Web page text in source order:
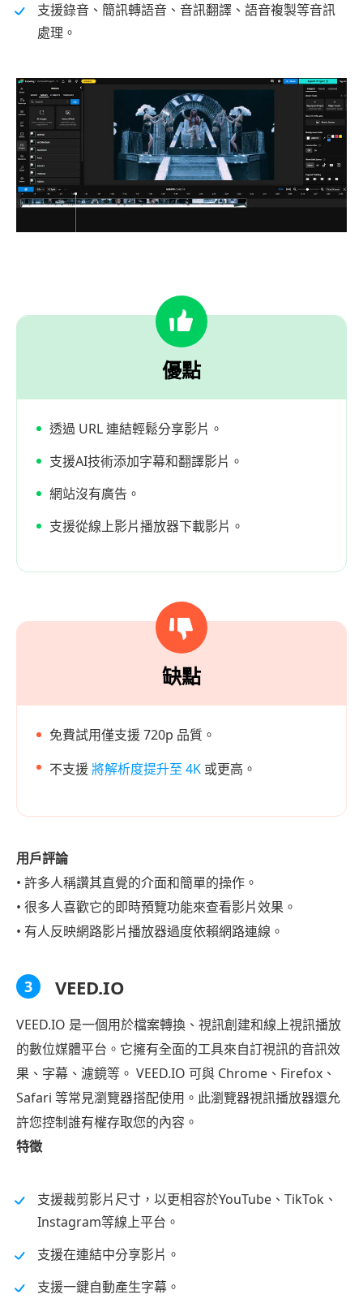
支援錄音、簡訊轉語音、音訊翻譯、語音複製等音訊
處理。
優點
透過 URL 連結輕鬆分享影片。
支援AI技術添加字幕和翻譯影片。
網站沒有廣告。
支援從線上影片播放器下載影片。
缺點
免費試用僅支援 720p 品質。
不支援將解析度提升至 4K 或更高。
用戶評論
• 許多人稱讚其直覺的介面和簡單的操作。
• 很多人喜歡它的即時預覽功能來查看影片效果。
• 有人反映網路影片播放器過度依賴網路連線。
3 VEED.IO
VEED.IO 是一個用於檔案轉換、視訊創建和線上視訊播放
的數位媒體平台。它擁有全面的工具來自訂視訊的音訊效
果、字幕、濾鏡等。 VEED.IO 可與 Chrome、Firefox、
Safari 等常見瀏覽器搭配使用。此瀏覽器視訊播放器還允
許您控制誰有權存取您的內容。
特徵
支援裁剪影片尺寸，以更相容於YouTube、TikTok、
Instagram等線上平台。
支援在連結中分享影片。
支援一鍵自動產生字幕。